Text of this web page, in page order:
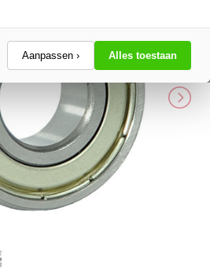
Aanpassen › Alles toestaan